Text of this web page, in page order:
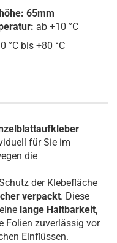
65mm
ab +10 °C
°C bis +80 °C
für Sie im
die
der Klebefläche
verpackt. Diese
lange Haltbarkeit,
Folien zuverlässig vor
Einflüssen.